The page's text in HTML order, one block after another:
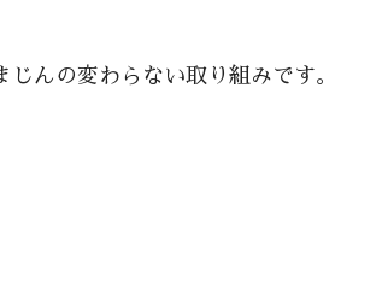
んの変わらない取り組みです。